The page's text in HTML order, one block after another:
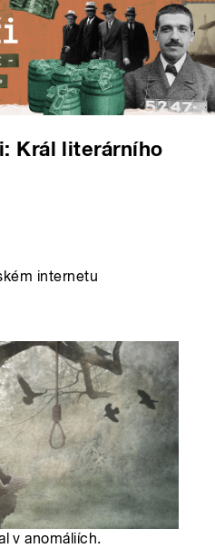
Král literárního
internetu
v anomáliích.